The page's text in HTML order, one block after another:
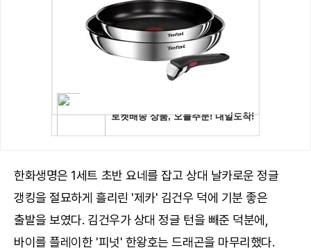
한화생명은 1세트 초반 요네를 잡고 상대 날카로운 정글
갱킹을 절묘하게 흘리린 '제카' 김건우 덕에 기분 좋은
출발을 보였다. 김건우가 상대 정글 턴을 빼준 덕분에,
바이를 플레이한 '피넛' 한왕호는 드래곤을 마무리했다.